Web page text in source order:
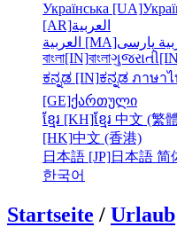
Українська [UA]
[AR]العربية
العربية [MA]
বাংলা[IN]বাংলা
ಕನ್ನಡ [IN]ಕನ್ನಡ ภาษา
[GE]ქართული
ខ្មែរ [KH]ខ្មែរ 中文 (繁
[HK]中文 (香港)
日本語 [JP]日本語 简
한국어
Startseite / Urlaub